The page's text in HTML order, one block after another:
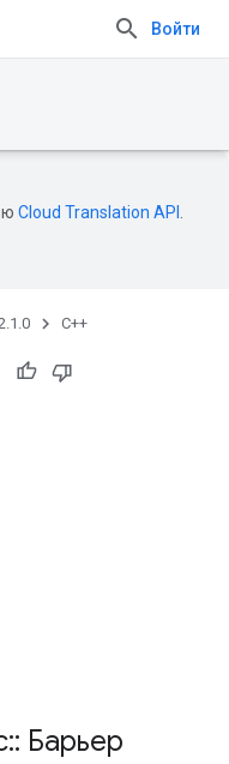
Войти
Cloud Translation API
C++
:: Барьер